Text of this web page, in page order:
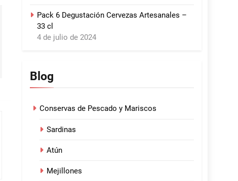
Pack 6 Degustación Cervezas Artesanales –
33 cl
4 de julio de 2024
Blog
Conservas de Pescado y Mariscos
Sardinas
Atún
Mejillones